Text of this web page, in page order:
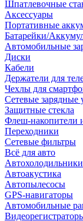
Шпатлевочные
Аксессуары
Портативные
Батарейки/
Автомобильные
Диски
Кабели
Держатели для
Чехлы для
Сетевые зарядные
Защитные стекла
Флеш-накопители
Переходники
Сетевые фильтры
Всё для авто
Автохолодильники
Автоакустика
Автопылесосы
GPS-навигаторы
Автомобильные